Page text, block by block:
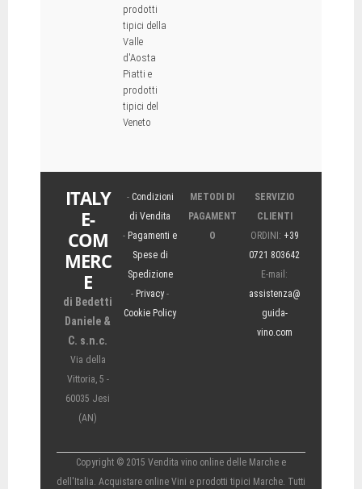
prodotti
tipici della
Valle
d'Aosta
Piatti e
prodotti
tipici del
Veneto
ITALY
E-
COM
MERC
E
di Bedetti
Daniele &
C. s.n.c.
Via della
Vittoria, 5 -
60035 Jesi
(AN)
- Condizioni
di Vendita
- Pagamenti e
Spese di
Spedizione
- Privacy -
Cookie Policy
METODI DI
PAGAMENT
O
SERVIZIO
CLIENTI
ORDINI: +39
0721 803642
E-mail:
assistenza@
guida-
vino.com
Copyright © 2015 Vendita vino online delle Marche e
dell'Italia. Acquistare online Vini e prodotti tipici Marche. Tutti